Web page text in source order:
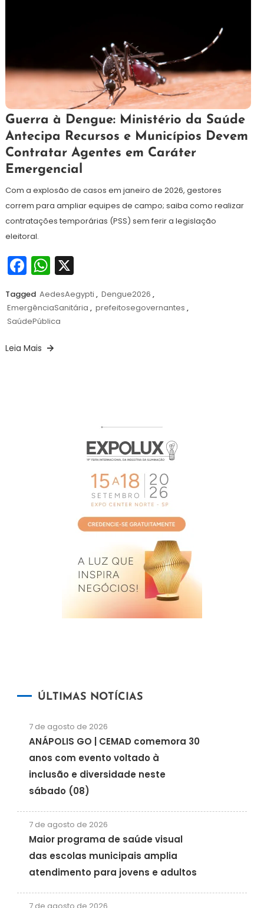
20
de
janeiro
de
2026
Redação
Guerra à Dengue: Ministério da Saúde
Antecipa Recursos e Municípios Devem
Contratar Agentes em Caráter
Emergencial
Com a explosão de casos em janeiro de 2026, gestores
correm para ampliar equipes de campo; saiba como realizar
contratações temporárias (PSS) sem ferir a legislação
eleitoral.
Facebook
WhatsApp
X
Tagged AedesAegypti , Dengue2026 ,
EmergênciaSanitária , prefeitosegovernantes ,
SaúdePública
Leia Mais
ÚLTIMAS NOTÍCIAS
7 de agosto de 2026
ANÁPOLIS GO | CEMAD comemora 30
anos com evento voltado à
inclusão e diversidade neste
sábado (08)
7 de agosto de 2026
Maior programa de saúde visual
das escolas municipais amplia
atendimento para jovens e adultos
7 de agosto de 2026